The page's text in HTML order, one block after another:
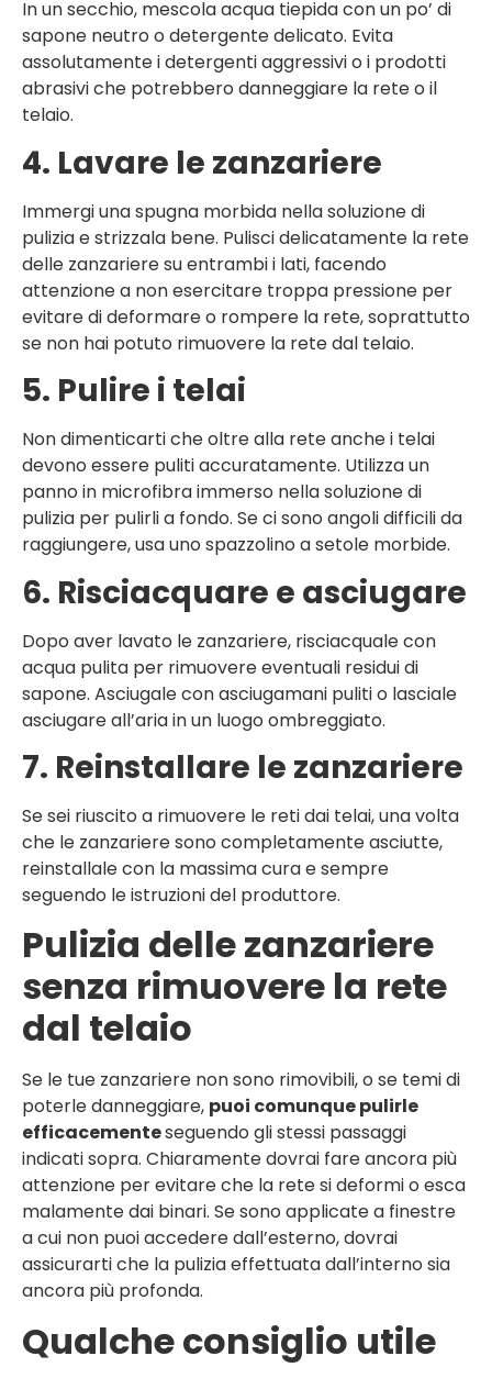
In un secchio, mescola acqua tiepida con un po’ di
sapone neutro o detergente delicato. Evita
assolutamente i detergenti aggressivi o i prodotti
abrasivi che potrebbero danneggiare la rete o il
telaio.
4. Lavare le zanzariere
Immergi una spugna morbida nella soluzione di
pulizia e strizzala bene. Pulisci delicatamente la rete
delle zanzariere su entrambi i lati, facendo
attenzione a non esercitare troppa pressione per
evitare di deformare o rompere la rete, soprattutto
se non hai potuto rimuovere la rete dal telaio.
5. Pulire i telai
Non dimenticarti che oltre alla rete anche i telai
devono essere puliti accuratamente. Utilizza un
panno in microfibra immerso nella soluzione di
pulizia per pulirli a fondo. Se ci sono angoli difficili da
raggiungere, usa uno spazzolino a setole morbide.
6. Risciacquare e asciugare
Dopo aver lavato le zanzariere, risciacquale con
acqua pulita per rimuovere eventuali residui di
sapone. Asciugale con asciugamani puliti o lasciale
asciugare all’aria in un luogo ombreggiato.
7. Reinstallare le zanzariere
Se sei riuscito a rimuovere le reti dai telai, una volta
che le zanzariere sono completamente asciutte,
reinstallale con la massima cura e sempre
seguendo le istruzioni del produttore.
Pulizia delle zanzariere
senza rimuovere la rete
dal telaio
Se le tue zanzariere non sono rimovibili, o se temi di
poterle danneggiare, puoi comunque pulirle
efficacementeseguendo gli stessi passaggi
indicati sopra. Chiaramente dovrai fare ancora più
attenzione per evitare che la rete si deformi o esca
malamente dai binari. Se sono applicate a finestre
a cui non puoi accedere dall’esterno, dovrai
assicurarti che la pulizia effettuata dall’interno sia
ancora più profonda.
Qualche consiglio utile